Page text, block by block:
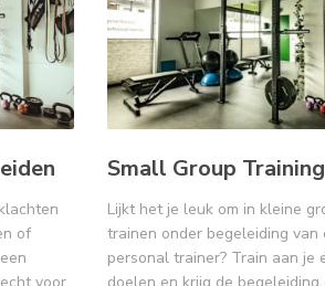
of
Small Group Training
Lijkt het je leuk om in kleine
trainen onder begeleiding van
personal trainer? Train aan je